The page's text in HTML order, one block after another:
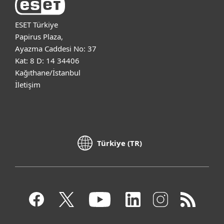
ESET Türkiye
Papirus Plaza,
Ayazma Caddesi No: 37
Kat: 8 D: 14 34406
Kağıthane/İstanbul
İletişim
Türkiye (TR)